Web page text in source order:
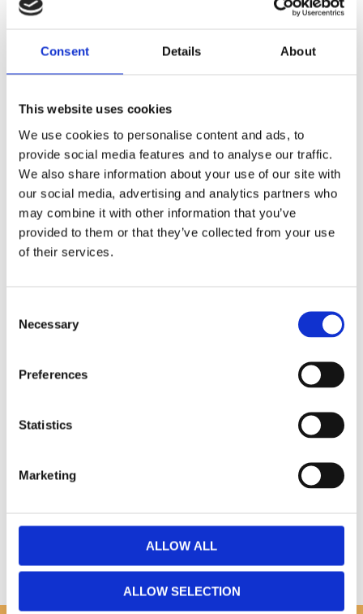
Consent Details About
This website uses cookies
We use cookies to personalise content and ads, to
provide social media features and to analyse our traffic.
We also share information about your use of our site with
our social media, advertising and analytics partners who
may combine it with other information that you’ve
provided to them or that they’ve collected from your use
of their services.
Selection
Necessary
Preferences
Statistics
Marketing
ALLOW ALL
ALLOW SELECTION
glutenfri. Använd sirapen som ersättning för lönnsirap vid
bakning och matlagning.
50% färre kalorier jämfört med honung och sirap
Använd till matlagning och bakning
Dela med dig
Omdömen